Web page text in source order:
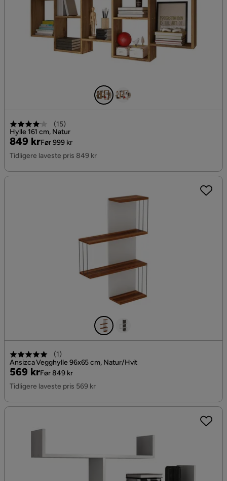
(15)
Hylle 161 cm, Natur
Pris
849 kr
Original
Pris
Før 999 kr
Tidligere laveste pris 849 kr
(1)
Ansizca Vegghylle 96x65 cm, Natur/Hvit
Pris
569 kr
Original
Pris
Før 849 kr
Tidligere laveste pris 569 kr